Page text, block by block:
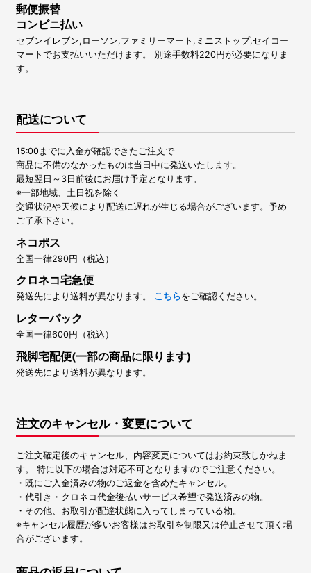
郵便振替
コンビニ払い
セブンイレブン,ローソン,ファミリーマート,ミニストップ,セイコー
マートでお支払いいただけます。 別途手数料220円が必要になりま
す。
配送について
15:00までに入金が確認できたご注文で
商品に不備のなかったものは当日中に発送いたします。
最短翌日～3日前後にお届け予定となります。
※一部地域、土日祝を除く
交通状況や天候により配送に遅れが生じる場合がございます。予め
ご了承下さい。
ネコポス
全国一律290円（税込）
クロネコ宅急便
発送先により送料が異なります。 こちらをご確認ください。
レターパック
全国一律600円（税込）
飛脚宅配便(一部の商品に限ります)
発送先により送料が異なります。
注文のキャンセル・変更について
ご注文確定後のキャンセル、内容変更についてはお約束致しかねま
す。 特に以下の場合は対応不可となりますのでご注意ください。
・既にご入金済みの物のご返金を含めたキャンセル。
・代引き・クロネコ代金後払いサービス希望で発送済みの物。
・その他、お取引が配達状態に入ってしまっている物。
※キャンセル履歴が多いお客様はお取引を制限又は停止させて頂く場
合がございます。